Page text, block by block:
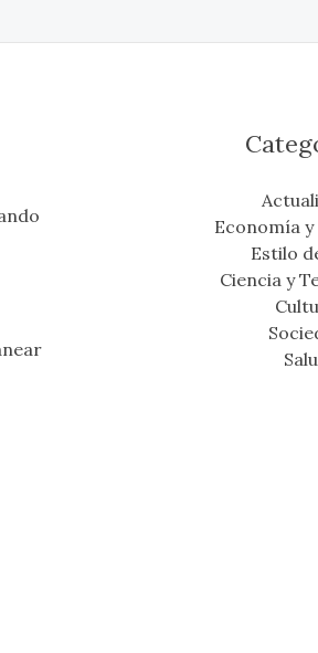
Economía
Estilo
Ciencia y